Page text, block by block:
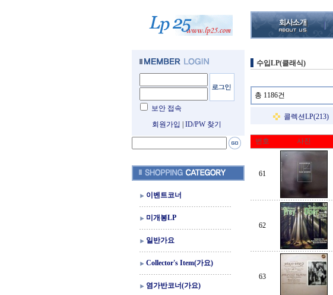
보안 접속
회원가입
ID/PW 찾기
이벤트코너
미개봉LP
일반가요
Collector's Item(가요)
염가반코너(가요)
수입LP(클래식)
총 1186건
콜렉션LP(213)
번호 사진
61
62
63